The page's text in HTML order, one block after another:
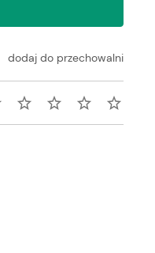
dodaj do przechowalni